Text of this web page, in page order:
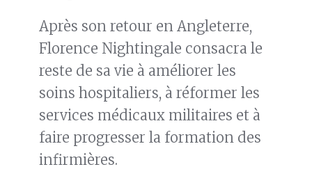
Après son retour en Angleterre,
Florence Nightingale consacra le
reste de sa vie à améliorer les
soins hospitaliers, à réformer les
services médicaux militaires et à
faire progresser la formation des
infirmières.